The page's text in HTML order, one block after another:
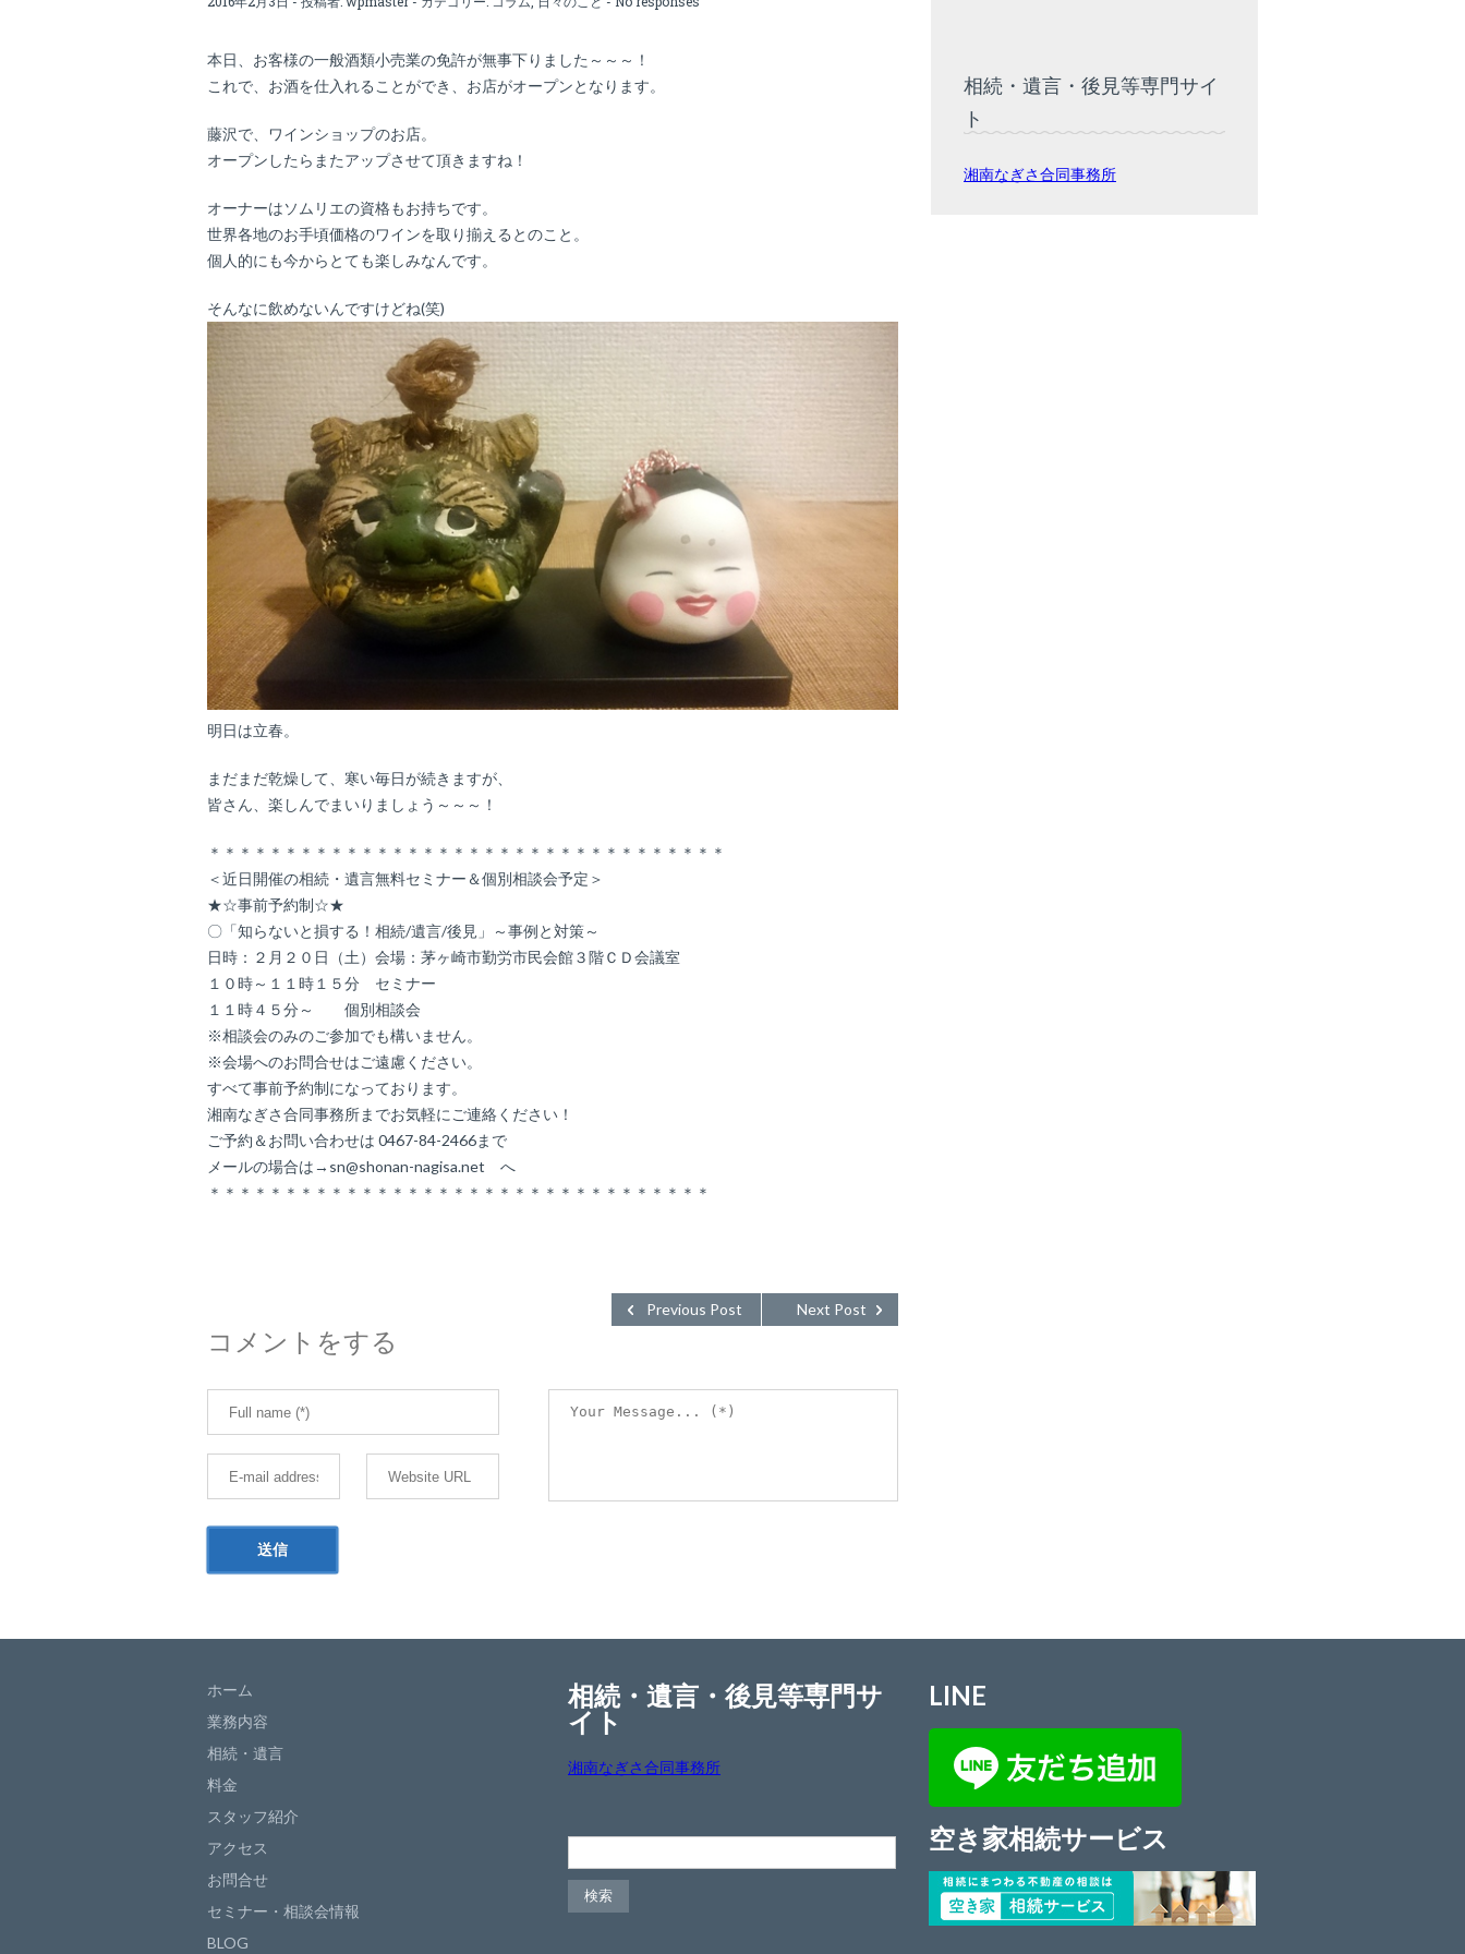
本日、お客様の一般酒類小売業の免許が無事下りました～～～！
これで、お酒を仕入れることができ、お店がオープンとなります。
藤沢で、ワインショップのお店。
オープンしたらまたアップさせて頂きますね！
オーナーはソムリエの資格もお持ちです。
世界各地のお手頃価格のワインを取り揃えるとのこと。
個人的にも今からとても楽しみなんです。
そんなに飲めないんですけどね(笑)
明日は立春。
まだまだ乾燥して、寒い毎日が続きますが、
皆さん、楽しんでまいりましょう～～～！
＊＊＊＊＊＊＊＊＊＊＊＊＊＊＊＊＊＊＊＊＊＊＊＊＊＊＊＊＊＊＊＊＊＊
＜近日開催の相続・遺言無料セミナー＆個別相談会予定＞
★☆事前予約制☆★
〇「知らないと損する！相続/遺言/後見」～事例と対策～
日時：２月２０日（土）会場：茅ヶ崎市勤労市民会館３階ＣＤ会議室
１０時～１１時１５分 セミナー
１１時４５分～ 個別相談会
※相談会のみのご参加でも構いません。
※会場へのお問合せはご遠慮ください。
すべて事前予約制になっております。
湘南なぎさ合同事務所までお気軽にご連絡ください！
ご予約＆お問い合わせは 0467-84-2466まで
メールの場合は→sn@shonan-nagisa.net へ
＊＊＊＊＊＊＊＊＊＊＊＊＊＊＊＊＊＊＊＊＊＊＊＊＊＊＊＊＊＊＊＊＊
Next Post
Previous Post
コメントをする
相続・遺言・後見等専門サイ
ト
湘南なぎさ合同事務所
ホーム
業務内容
相続・遺言
料金
スタッフ紹介
アクセス
お問合せ
セミナー・相談会情報
BLOG
相続・遺言・後見等専門サ
イト
湘南なぎさ合同事務所
LINE
検索: 空き家相続サービス